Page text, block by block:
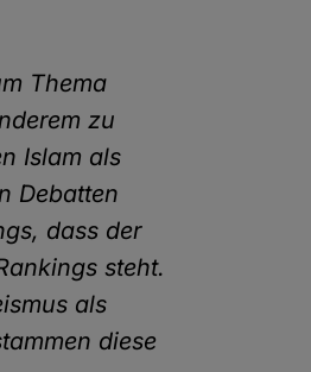
Thema
zu
Islam als
Debatten
dass der
steht.
als
diese